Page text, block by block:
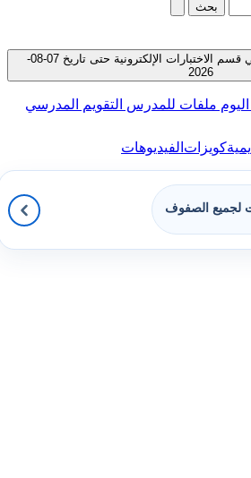
بحث
جميع الملفات المتوفرة في قسم الاختبارات الإلكترونية حتى تاريخ 07-08-
2026
ملفات للمدرس التقويم المدرسي
كويزاتالفيديوهات
لجميع الصفوف